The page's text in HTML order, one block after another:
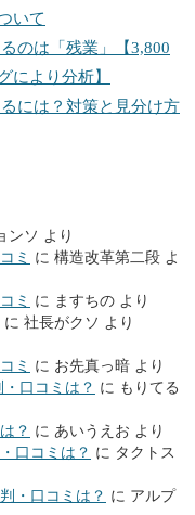
いて
のは「残業」【3,800
により分析】
には？対策と見分け方
ンソ より
ミ に 構造改革第二段 よ
ミ に ますちの より
に 社長がクソ より
ミ に お先真っ暗 より
口コミは？ に もりてる
？ に あいうえお より
口コミは？ に タクトス
・口コミは？ に アルプ